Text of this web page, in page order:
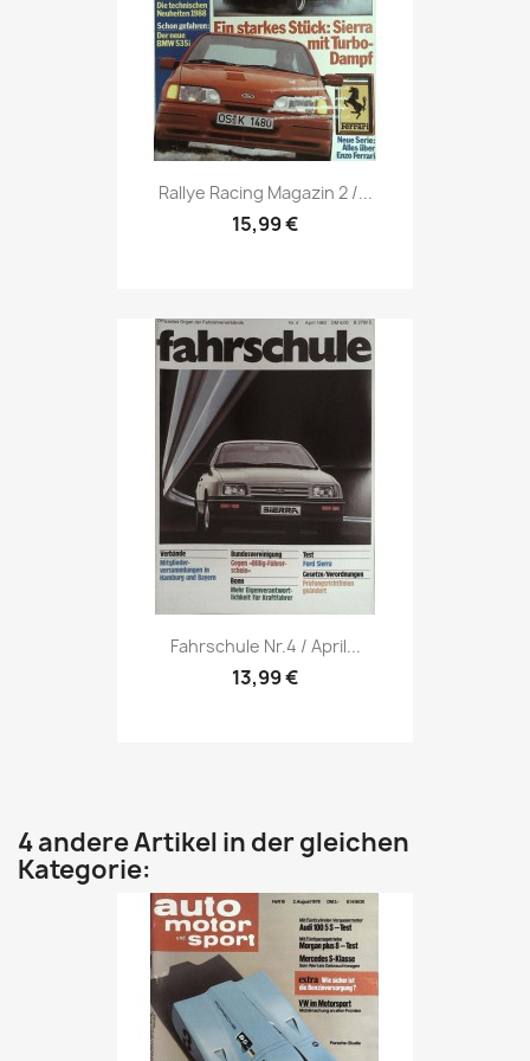
Vorschau
Rallye Racing Magazin 2 /...
15,99 €
Vorschau
Fahrschule Nr.4 / April...
13,99 €
4 andere Artikel in der gleichen
Kategorie: